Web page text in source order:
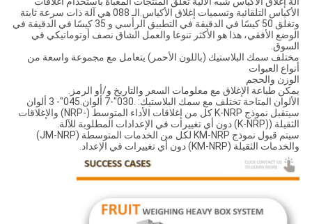
الأكياس التلقائية وتسميات إغلاق الأكياس.الـ 088 هي آلة ذات سرعة ثابتة
وتغلق 50 كيسًا في الدقيقة في التطبيق الرأسي و 35 كيسًا في الدقيقة في
الوضع الأفقي، هذا هو الأكثر تنوعا والعمل الشاق نصف أوتوماتيكي في
السوق.
مختلف سمك البلاستيك (باللون الأحمر) يتعامل مع مجموعة واسعة من
أنواع العبوات
الوزن والحجم
يمكن طباعة الإغلاق مع معلومات السعر والتاريخ و/أو الرمز.
الألوان المتاحة تختلف مع سمك البلاستيك: .030"-7 ألوان.045"- 3 ألوان
سيتقبل نموذج K-NRP كل من إغلاقات الأداء المتوسط (-NRP) والإغلاقات
الثقيلة ((K-NRP) دون أي تغييرات في الإعدادات المطلوبة للآلة.
سيتم قبول نموذج KM-NRP لكل من الخدمات المتوسطة (JM-NRP)
والخدمات الثقيلة (KM-NRP) دون أي تغييرات في الإعداد.